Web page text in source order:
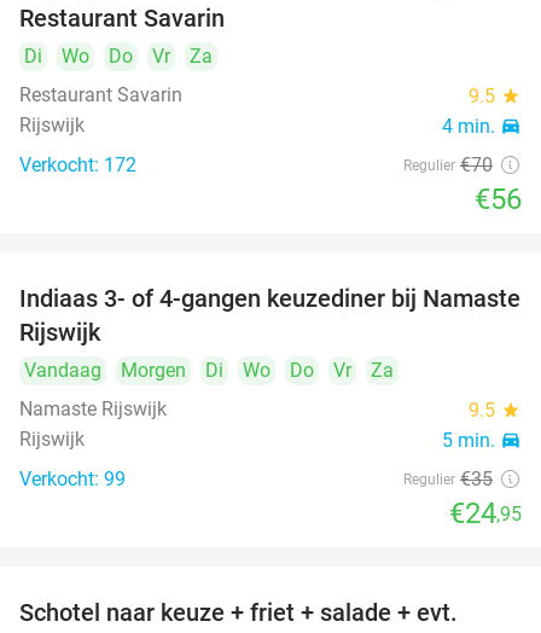
Restaurant Savarin
Di Wo Do Vr
Za
Restaurant Savarin
9.5 star
Rijswijk 4 min. directions_car
Verkocht: 172 Regulier €70
€56
29%
Indiaas 3- of 4-gangen keuzediner bij Namaste
Rijswijk
Vandaag Morgen Di Wo Do Vr
Za
Namaste Rijswijk
9.5 star
Rijswijk 5 min. directions_car
Verkocht: 99 Regulier €35
€24,95
Schotel naar keuze + friet + salade + evt.